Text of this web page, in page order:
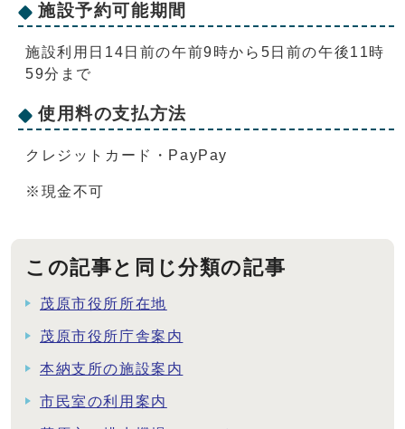
施設予約可能期間
施設利用日14日前の午前9時から5日前の午後11時
59分まで
使用料の支払方法
クレジットカード・PayPay
※現金不可
この記事と同じ分類の記事
茂原市役所所在地
茂原市役所庁舎案内
本納支所の施設案内
市民室の利用案内